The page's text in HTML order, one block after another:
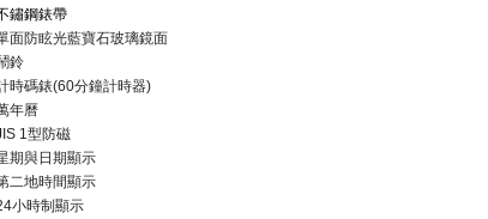
鏽鋼錶帶
面防眩光藍寶石玻璃鏡面
鈴
時碼錶(60分鐘計時器)
年曆
1型防磁
期與日期顯示
二地時間顯示
小時制顯示